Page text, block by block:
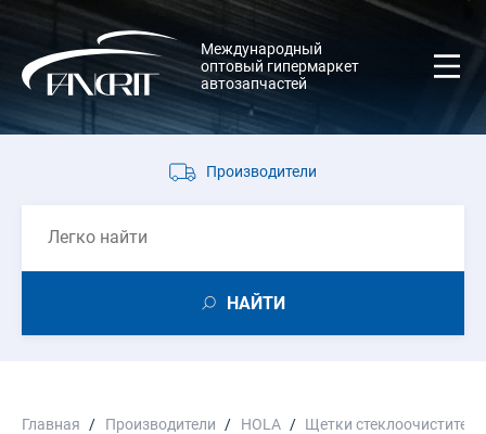
Международный
оптовый гипермаркет
автозапчастей
Производители
НАЙТИ
Главная Производители HOLA Щетки